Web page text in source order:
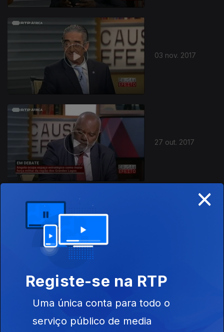
03 nov. 2017
27 out. 2017
×
Registe-se na RTP
Uma única conta para todo o
serviço público de media